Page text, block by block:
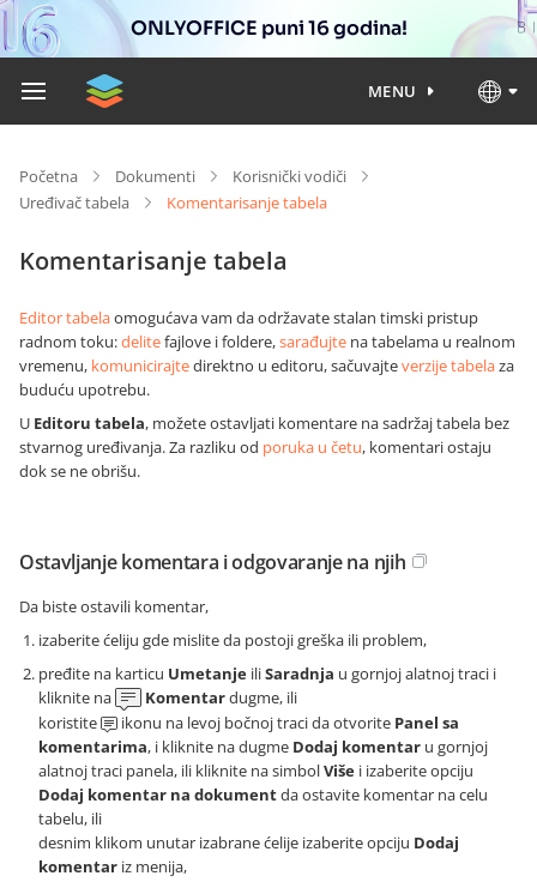
ONLYOFFICE puni 16 godina!
MENU
Početna Dokumenti
Korisnički vodiči
Uređivač tabela
Komentarisanje tabela
Komentarisanje tabela
Editor tabelaomogućava vam da održavate stalan timski pristup
radnom toku:delitefajlove i foldere,sarađujte na tabelama u realnom
vremenu, komunicirajtedirektno u editoru, sačuvajteverzije tabelaza
buduću upotrebu.
U Editoru tabela, možete ostavljati komentare na sadržaj tabela bez
stvarnog uređivanja. Za razliku od poruka u četu, komentari ostaju
dok se ne obrišu.
Ostavljanje komentara i odgovaranje na njih
Da biste ostavili komentar,
izaberite ćeliju gde mislite da postoji greška ili problem,
pređite na karticu Umetanje iliSaradnja u gornjoj alatnoj traci i
kliknite na
Komentardugme, ili
koristite
ikonu na levoj bočnoj traci da otvorite Panel sa
komentarima, i kliknite na dugme Dodaj komentar u gornjoj
alatnoj traci panela, ili kliknite na simbolViše i izaberite opciju
Dodaj komentar na dokumentda ostavite komentar na celu
tabelu, ili
desnim klikom unutar izabrane ćelije izaberite opciju Dodaj
komentar iz menija,